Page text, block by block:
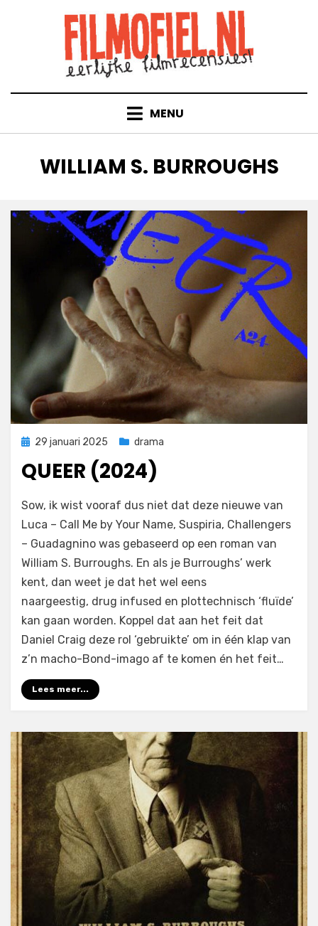
MENU
TAG
:
WILLIAM S. BURROUGHS
Geplaatst
29 januari 2025 drama
QUEER (2024)
door Filmofiel.nl
Sow, ik wist vooraf dus niet dat deze nieuwe van
Luca – Call Me by Your Name, Suspiria, Challengers
– Guadagnino was gebaseerd op een roman van
William S. Burroughs. En als je Burroughs’ werk
kent, dan weet je dat het wel eens
naargeestig, drug infused en plottechnisch ‘fluïde’
kan gaan worden. Koppel dat aan het feit dat
Daniel Craig deze rol ‘gebruikte’ om in één klap van
z’n macho-Bond-imago af te komen én het feit…
Lees meer...